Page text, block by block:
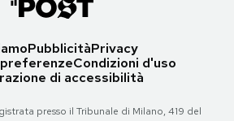
PubblicitàPrivacy
Condizioni d'uso
di accessibilità
presso il Tribunale di Milano, 419 del